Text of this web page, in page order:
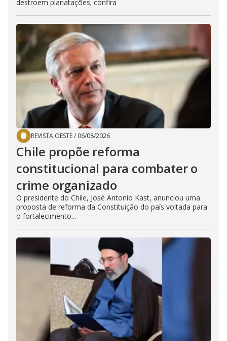
destroem planatações; confira
REVISTA OESTE/ 06/08/2026
Chile propõe reforma
constitucional para combater o
crime organizado
O presidente do Chile, José Antonio Kast, anunciou uma
proposta de reforma da Constituição do país voltada para
o fortalecimento...